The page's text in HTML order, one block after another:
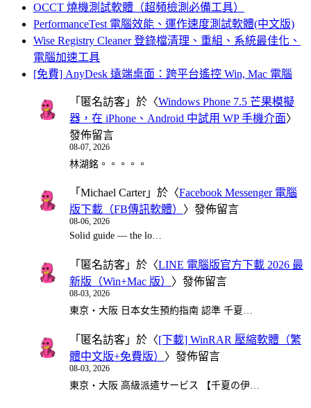
OCCT 燒機測試軟體（超頻檢測必備工具）
PerformanceTest 電腦效能、運作速度測試軟體(中文版)
Wise Registry Cleaner 登錄檔清理、重組、系統最佳化、
電腦加速工具
[免費] AnyDesk 遠端桌面：跨平台遙控 Win, Mac 電腦
「 匿名訪客 」於〈Windows Phone 7.5 芒果模擬
器，在 iPhone、Android 中試用 WP 手機介面〉
發佈留言
08-07, 2026
林湖銘。。。。。
「 Michael Carter」於〈Facebook Messenger 電腦
版下載（FB傳訊軟體） 〉發佈留言
08-06, 2026
Solid guide — the lo…
「 匿名訪客 」於〈LINE 電腦版官方下載 2026 最
新版（Win+Mac 版） 〉發佈留言
08-03, 2026
東京・大阪 日本女生預約指南 認準 千夏…
「 匿名訪客 」於〈[下載] WinRAR 壓縮軟體（繁
體中文版+免費版） 〉發佈留言
08-03, 2026
東京・大阪 高級派遣サービス 【千夏の伊…